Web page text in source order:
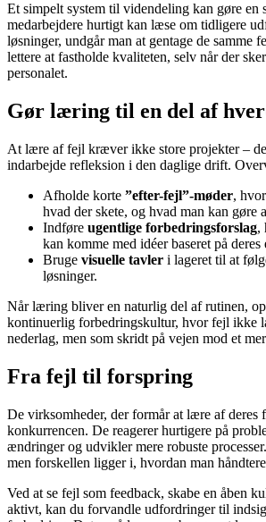
Et simpelt system til videndeling kan gøre en
medarbejdere hurtigt kan læse om tidligere
løsninger, undgår man at gentage de samme
lettere at fastholde kvaliteten, selv når der
personalet.
Gør læring til en del af
At lære af fejl kræver ikke store projekter –
indarbejde refleksion i den daglige drift.
Afholde korte ”efter-fejl”-møder,
hvad der skete, og hvad man kan gøre
Indføre ugentlige forbedringsforslag,
kan komme med idéer baseret på deres
Bruge visuelle tavler i lageret til at
løsninger.
Når læring bliver en naturlig del af rutinen,
kontinuerlig forbedringskultur, hvor fejl ikke
nederlag, men som skridt på vejen mod et
Fra fejl til forspring
De virksomheder, der formår at lære af deres
konkurrencen. De reagerer hurtigere på
ændringer og udvikler mere robuste
men forskellen ligger i, hvordan man
Ved at se fejl som feedback, skabe en åben
aktivt, kan du forvandle udfordringer til